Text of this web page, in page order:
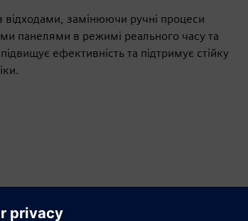
замінюючи ручні процеси
панелями в режимі реального часу та
ефективність та підтримує стійку